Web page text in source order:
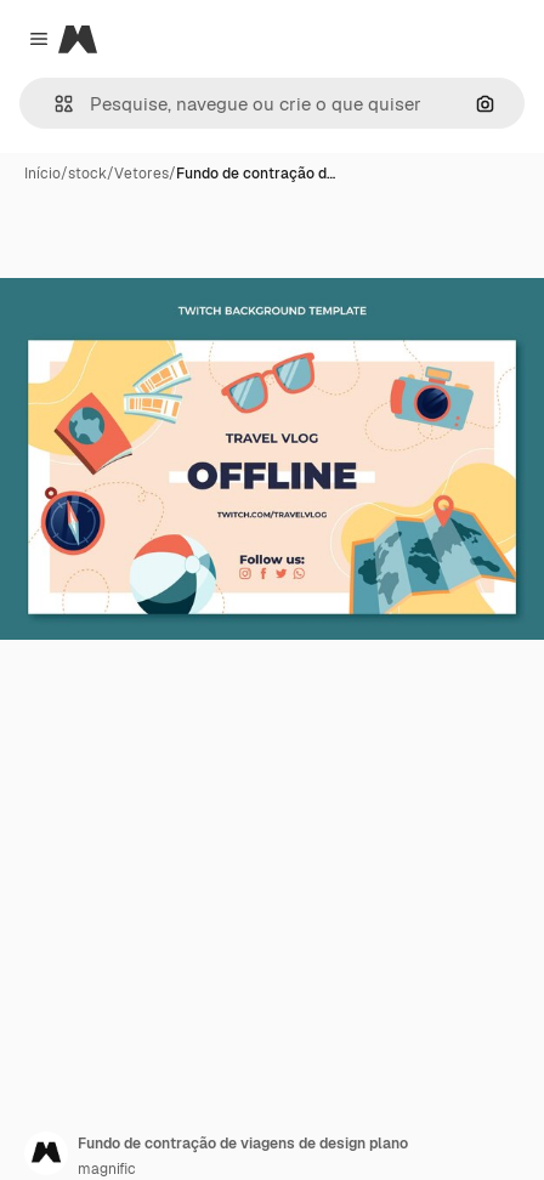
Close menu
Magnific
Início/stock/Vetores/Fundo de contração d…
Fundo de contração de viagens de design plano
magnific